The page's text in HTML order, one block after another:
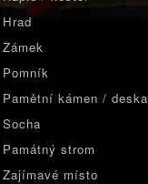
Hrad
Zámek
Pomník
Pamětní kámen / deska
Socha
Památný strom
Zajímavé místo